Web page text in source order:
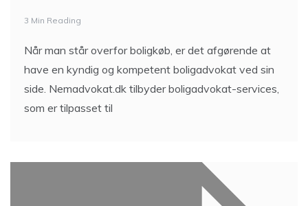
3 Min Reading
Når man står overfor boligkøb, er det afgørende at
have en kyndig og kompetent boligadvokat ved sin
side. Nemadvokat.dk tilbyder boligadvokat-services,
som er tilpasset til